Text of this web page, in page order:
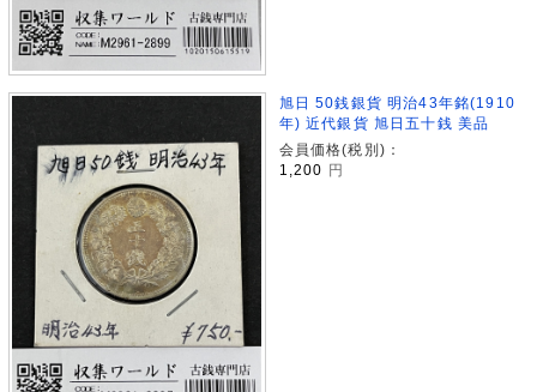
旭日 50銭銀貨 明治43年銘(1910
年) 近代銀貨 旭日五十銭 美品
会員価格(税別)：
1,200 円